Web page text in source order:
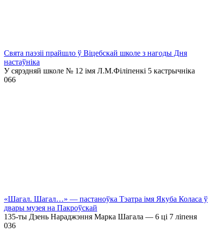
Свята паэзіі прайшло ў Віцебскай школе з нагоды Дня
настаўніка
У сярэдняй школе № 12 імя Л.М.Філіпенкі 5 кастрычніка
066
«Шагал. Шагал…» — пастаноўка Тэатра імя Якуба Коласа ў
двары музея на Пакроўскай
135-ты Дзень Нараджэння Марка Шагала — 6 ці 7 ліпеня
036